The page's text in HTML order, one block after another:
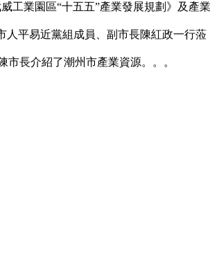
工業園區“十五五”產業發展規劃》及產業
人平易近黨組成員、副市長陳紅政一行蒞
長介紹了潮州市產業資源。。。